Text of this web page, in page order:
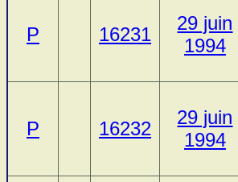
P 16231
29 juin
1994
P 16232
29 juin
1994